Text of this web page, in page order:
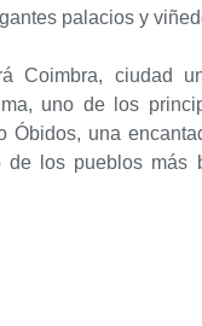
palacios y
Coimbra, ciudad
uno de los
Óbidos, una
de los pueblos más